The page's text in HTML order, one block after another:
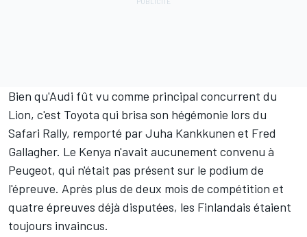
Bien qu'Audi fût vu comme principal concurrent du
Lion, c'est Toyota qui brisa son hégémonie lors du
Safari Rally, remporté par Juha Kankkunen et Fred
Gallagher. Le Kenya n'avait aucunement convenu à
Peugeot, qui n'était pas présent sur le podium de
l'épreuve. Après plus de deux mois de compétition et
quatre épreuves déjà disputées, les Finlandais étaient
toujours invaincus.